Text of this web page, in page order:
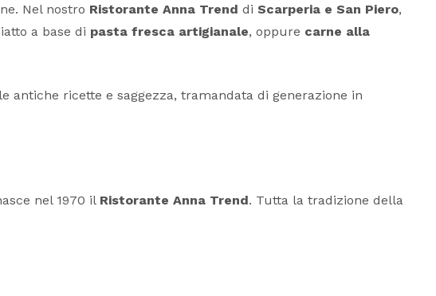
Nel nostro Ristorante Anna Trend di Scarperia e San Piero,
a base di pasta fresca artigianale, oppure carne alla
antiche ricette e saggezza, tramandata di generazione in
nel 1970 il Ristorante Anna Trend. Tutta la tradizione della